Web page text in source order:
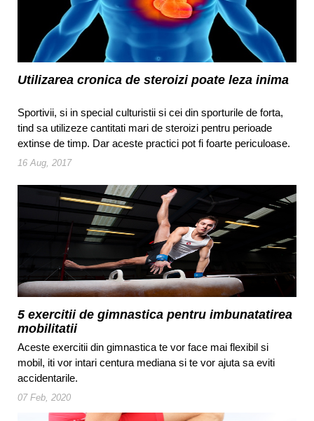
Utilizarea cronica de steroizi poate leza inima
Sportivii, si in special culturistii si cei din sporturile de forta,
tind sa utilizeze cantitati mari de steroizi pentru perioade
extinse de timp. Dar aceste practici pot fi foarte periculoase.
16 Aug, 2017
5 exercitii de gimnastica pentru imbunatatirea
mobilitatii
Aceste exercitii din gimnastica te vor face mai flexibil si
mobil, iti vor intari centura mediana si te vor ajuta sa eviti
accidentarile.
07 Feb, 2020